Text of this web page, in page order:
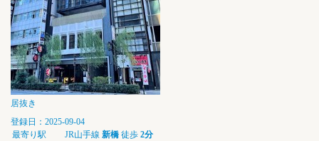
居抜き
登録日：2025-09-04
最寄り駅
JR山手線 新橋 徒歩 2分